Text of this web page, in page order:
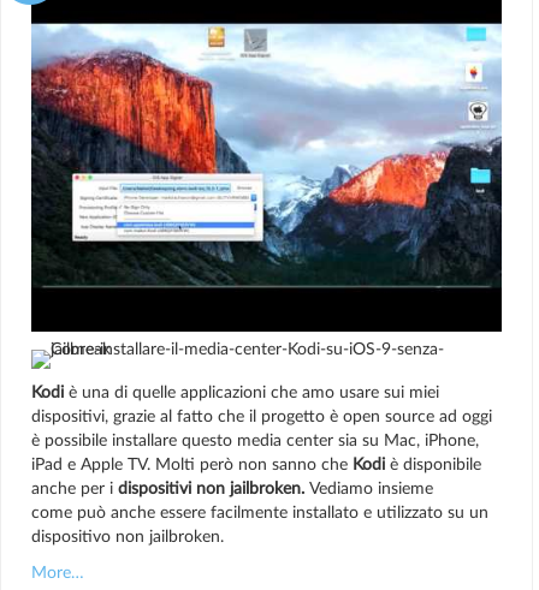
Kodi è una di quelle applicazioni che amo usare sui miei
dispositivi, grazie al fatto che il progetto è open source ad oggi
è possibile installare questo media center sia su Mac, iPhone,
iPad e Apple TV. Molti però non sanno che Kodi è disponibile
anche per i dispositivi non jailbroken. Vediamo insieme
come può anche essere facilmente installato e utilizzato su un
dispositivo non jailbroken.
More…